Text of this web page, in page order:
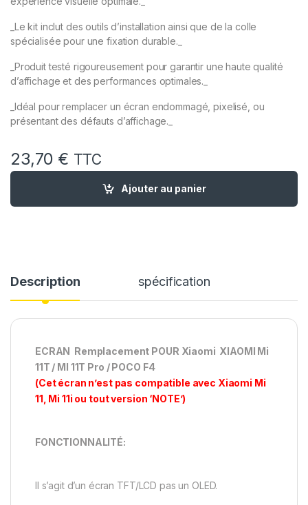
_Le kit inclut des outils d’installation ainsi que de la colle
spécialisée pour une fixation durable._
_Produit testé rigoureusement pour garantir une haute qualité
d’affichage et des performances optimales._
_Idéal pour remplacer un écran endommagé, pixelisé, ou
présentant des défauts d’affichage._
23,70 € TTC
quantité de Ecran LCD Remplacement pour XIAOMI 11T 5G /
Ajouter au panier
Description spécification
ECRAN Remplacement POUR Xiaomi XIAOMI Mi
11T / MI 11T Pro / POCO F4
(Cet écran n’est pas compatible avec Xiaomi Mi
11, Mi 11i ou tout version ‘NOTE’)
FONCTIONNALITÉ:
Il s’agit d’un écran TFT/LCD pas un OLED.